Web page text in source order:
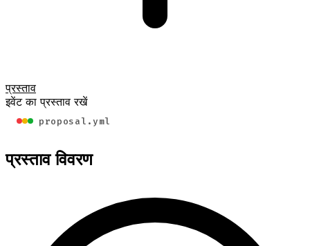
प्रस्ताव
इवेंट का प्रस्ताव रखें
proposal.yml
प्रस्ताव विवरण